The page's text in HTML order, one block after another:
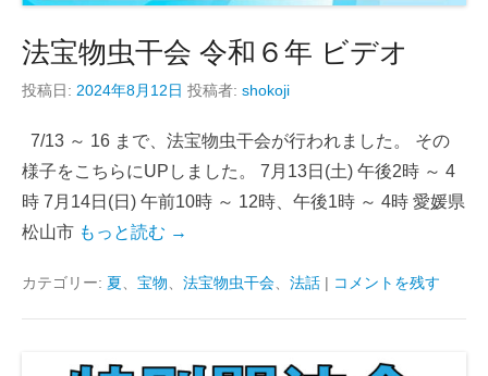
法宝物虫干会 令和６年 ビデオ
投稿日: 2024年8月12日 投稿者: shokoji
7/13 ～ 16 まで、法宝物虫干会が行われました。 その
様子をこちらにUPしました。 7月13日(土) 午後2時 ～ 4
時 7月14日(日) 午前10時 ～ 12時、午後1時 ～ 4時 愛媛県
松山市 もっと読む →
カテゴリー: 夏 宝物 法宝物虫干会 法話 | コメントを残す